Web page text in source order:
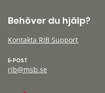
Behöver du hjälp?
Kontakta RIB Support
E-POST
rib@msb.se